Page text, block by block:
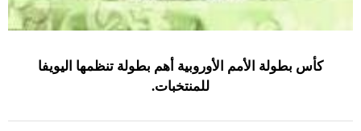
كأس بطولة الأمم الأوروبية أهم بطولة تنظمها اليويفا
للمنتخبات.